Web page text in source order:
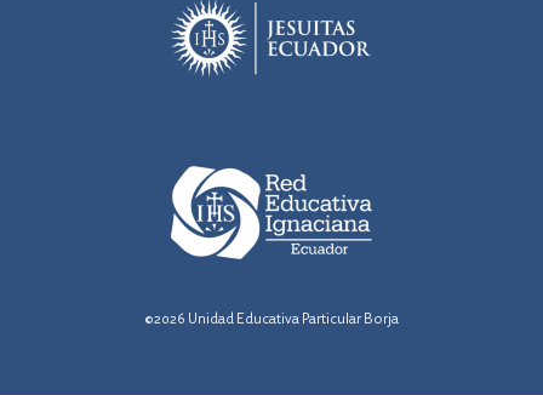
©2026 Unidad Educativa Particular Borja